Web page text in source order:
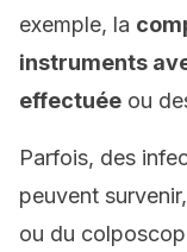
exemple, la
instruments
effectuée ou
Parfois, des
peuvent
ou du